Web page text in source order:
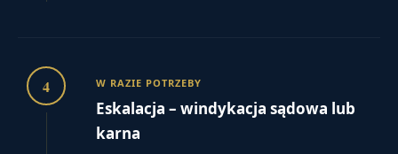
4 W RAZIE POTRZEBY
Eskalacja – windykacja sądowa lub
karna